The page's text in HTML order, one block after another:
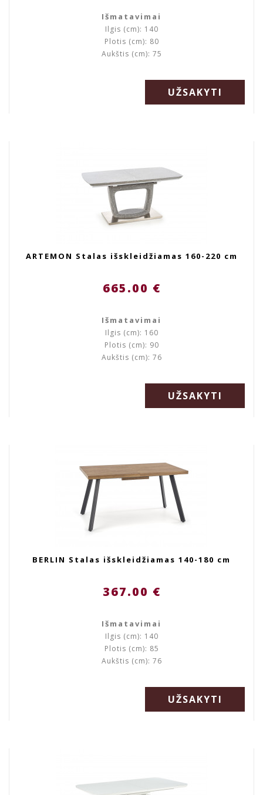
Išmatavimai
Ilgis (cm): 140
Plotis (cm): 80
Aukštis (cm): 75
UŽSAKYTI
ARTEMON Stalas išskleidžiamas 160-220 cm
665.00 €
Išmatavimai
Ilgis (cm): 160
Plotis (cm): 90
Aukštis (cm): 76
UŽSAKYTI
BERLIN Stalas išskleidžiamas 140-180 cm
367.00 €
Išmatavimai
Ilgis (cm): 140
Plotis (cm): 85
Aukštis (cm): 76
UŽSAKYTI